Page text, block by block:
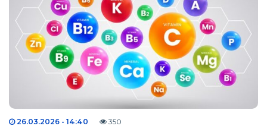
26.03.2026 - 14:40 350